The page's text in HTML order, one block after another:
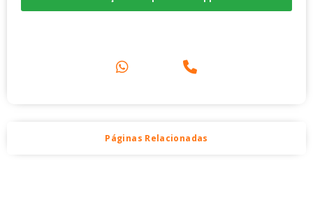
Páginas Relacionadas